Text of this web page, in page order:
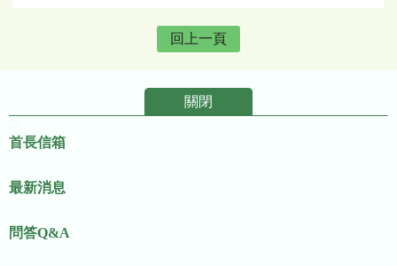
回上一頁
關閉
首長信箱
最新消息
問答Q&A